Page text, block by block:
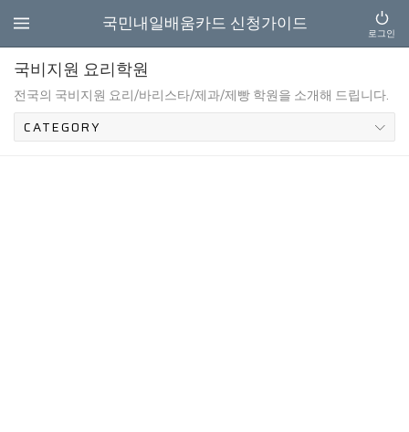
국민내일배움카드 신청가이드 로그인
국비지원 요리학원
전국의 국비지원 요리/바리스타/제과/제빵 학원을 소개해 드립니다.